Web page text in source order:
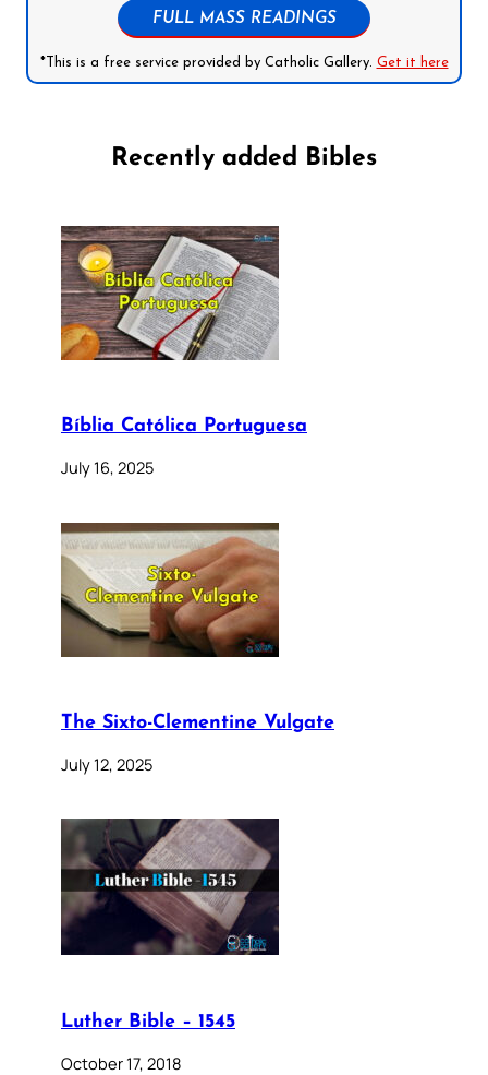
FULL MASS READINGS
*This is a free service provided by Catholic Gallery. Get it here
Recently added Bibles
Bíblia Católica Portuguesa
July 16, 2025
The Sixto-Clementine Vulgate
July 12, 2025
Luther Bible – 1545
October 17, 2018